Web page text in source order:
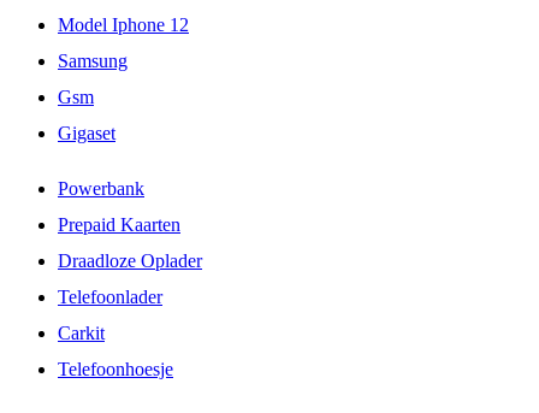
Model Iphone 12
Samsung
Gsm
Gigaset
Powerbank
Prepaid Kaarten
Draadloze Oplader
Telefoonlader
Carkit
Telefoonhoesje